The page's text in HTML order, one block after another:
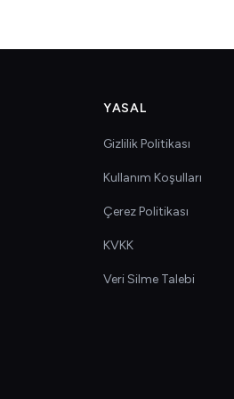
YASAL
Gizlilik Politikası
Kullanım Koşulları
Çerez Politikası
KVKK
Veri Silme Talebi